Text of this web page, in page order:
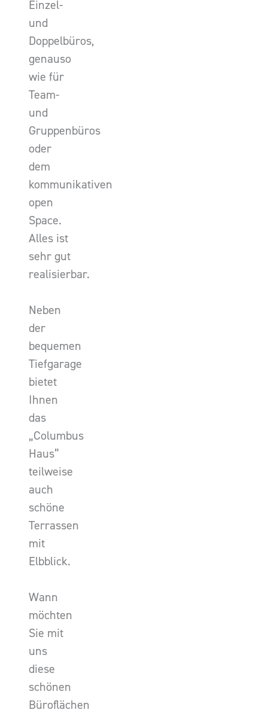
Einzel-
und
Doppelbüros,
genauso
wie für
Team-
und
Gruppenbüros
oder
dem
kommunikativen
open
Space.
Alles ist
sehr gut
realisierbar.
Neben
der
bequemen
Tiefgarage
bietet
Ihnen
das
„Columbus
Haus”
teilweise
auch
schöne
Terrassen
mit
Elbblick.
Wann
möchten
Sie mit
uns
diese
schönen
Büroflächen